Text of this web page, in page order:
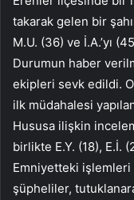
takarak gelen bir
M.U. (36) ve İ.A.’yı
Durumun haber
ekipleri sevk edildi.
ilk müdahalesi
Hususa ilişkin
birlikte E.Y. (18), E.İ.
Emniyetteki işlemleri
şüpheliler,